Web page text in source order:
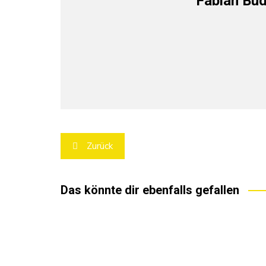
Beitragsnavigation
Zurück
Das könnte dir ebenfalls gefallen